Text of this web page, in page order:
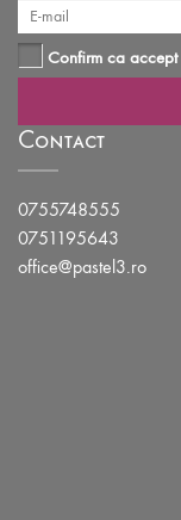
Confirm ca accept
Contact
0755748555
0751195643
office@pastel3.ro